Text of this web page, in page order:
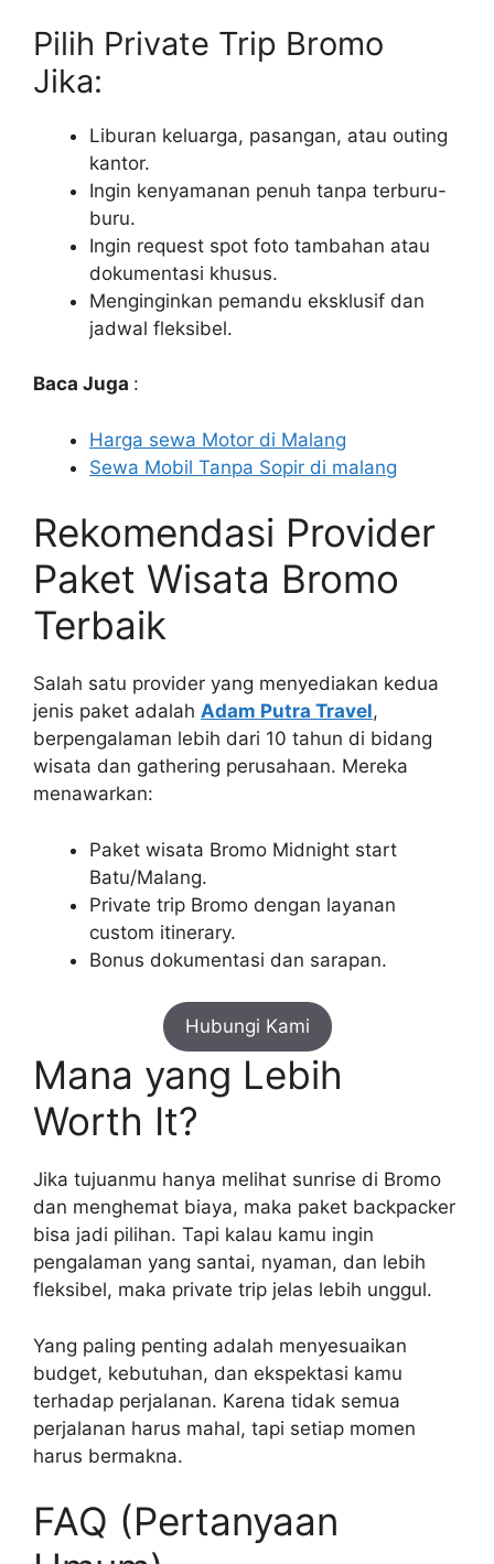
Pilih Private Trip Bromo
Jika:
Liburan keluarga, pasangan, atau outing
kantor.
Ingin kenyamanan penuh tanpa terburu-
buru.
Ingin request spot foto tambahan atau
dokumentasi khusus.
Menginginkan pemandu eksklusif dan
jadwal fleksibel.
Baca Juga :
Harga sewa Motor di Malang
Sewa Mobil Tanpa Sopir di malang
Rekomendasi Provider
Paket Wisata Bromo
Terbaik
Salah satu provider yang menyediakan kedua
jenis paket adalah Adam Putra Travel,
berpengalaman lebih dari 10 tahun di bidang
wisata dan gathering perusahaan. Mereka
menawarkan:
Paket wisata Bromo Midnight start
Batu/Malang.
Private trip Bromo dengan layanan
custom itinerary.
Bonus dokumentasi dan sarapan.
Hubungi Kami
Mana yang Lebih
Worth It?
Jika tujuanmu hanya melihat sunrise di Bromo
dan menghemat biaya, maka paket backpacker
bisa jadi pilihan. Tapi kalau kamu ingin
pengalaman yang santai, nyaman, dan lebih
fleksibel, maka private trip jelas lebih unggul.
Yang paling penting adalah menyesuaikan
budget, kebutuhan, dan ekspektasi kamu
terhadap perjalanan. Karena tidak semua
perjalanan harus mahal, tapi setiap momen
harus bermakna.
FAQ (Pertanyaan